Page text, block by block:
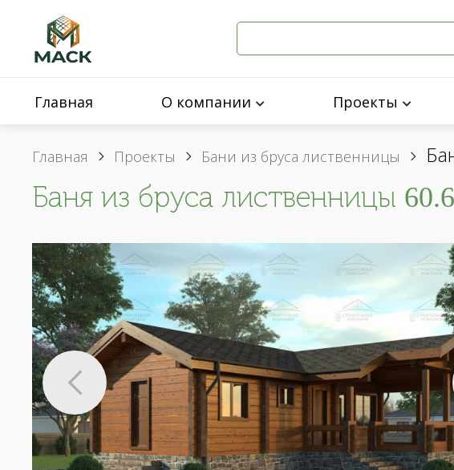
Главная О компании Проекты
Главная Проекты Бани из бруса лиственницы
Баня из бруса лиственницы